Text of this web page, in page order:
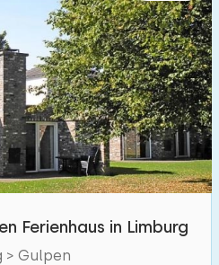
Ferienhaus in Limburg
> Gulpen